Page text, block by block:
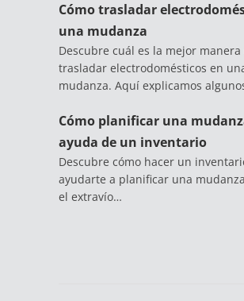
Cómo trasladar
una mudanza
Descubre cuál es la mejor manera
trasladar electrodomésticos en
mudanza. Aquí explicamos
Cómo planificar una
ayuda de un inventario
Descubre cómo hacer un
ayudarte a planificar una
el extravío…